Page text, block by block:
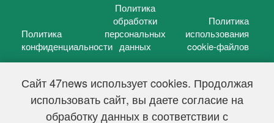
Сайт 47news использует cookies. Продолжая
использовать сайт, вы даете согласие на
обработку данных в соответствии с
Политика
конфиденциальности
Политика
обработки
персональных
данных
Политика
использования
cookie-файлов
47 новостей (47 news)2005 — 2026 г.
Свидетельство о регистрации СМИ Эл № ФС 77-39848, выдано